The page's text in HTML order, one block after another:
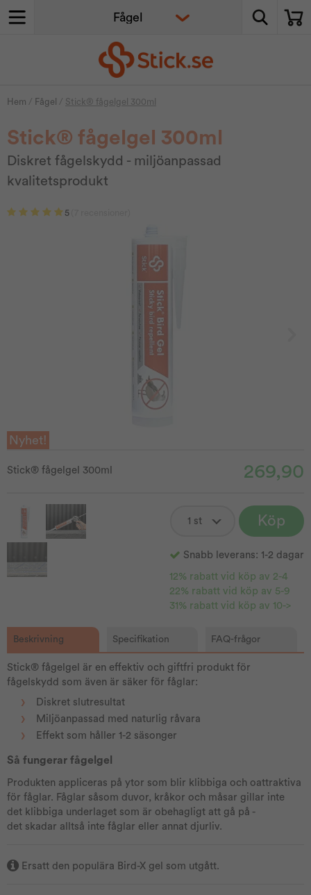
Hem / Fågel / Stick® fågelgel 300ml
Stick® fågelgel 300ml
Diskret fågelskydd - miljöanpassad
kvalitetsprodukt
5
Nyhet!
Stick® fågelgel 300ml 269,90
Köp
Snabb leverans: 1-2 dagar
12% rabatt vid köp av 2-4
22% rabatt vid köp av 5-9
31% rabatt vid köp av 10->
Beskrivning Specifikation FAQ-frågor
Stick® fågelgel är en effektiv och giftfri produkt för
fågelskydd som även är säker för fåglar:
Diskret slutresultat
Miljöanpassad med naturlig råvara
Effekt som håller 1-2 säsonger
Så fungerar fågelgel
Produkten appliceras på ytor som blir klibbiga och oattraktiva
för fåglar. Fåglar såsom duvor, kråkor och måsar gillar inte
det klibbiga underlaget som är obehagligt att gå på -
det skadar alltså inte fåglar eller annat djurliv.
Ersatt den populära Bird-X gel som utgått.